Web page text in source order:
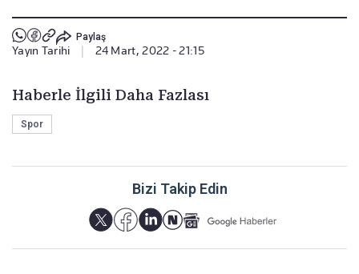
Paylaş
Yayın Tarihi 24 Mart, 2022 - 21:15
Haberle İlgili Daha Fazlası
Spor
Bizi Takip Edin